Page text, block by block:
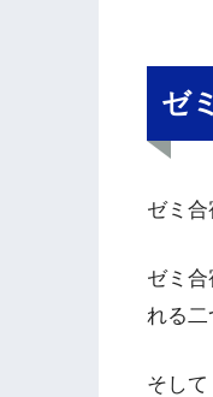
ゼ
ゼミ
ゼミ
れる二
そし